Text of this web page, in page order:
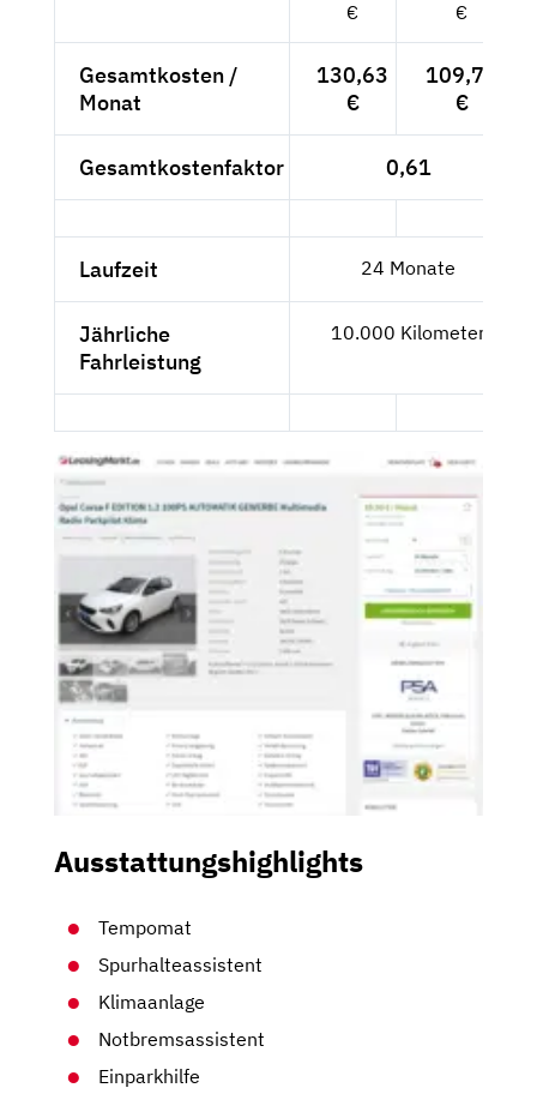
€
€
Gesamtkosten /
Monat
130,63
€
109,77
€
Gesamtkostenfaktor 0,61
Laufzeit 24 Monate
Jährliche
Fahrleistung
10.000 Kilometer
Ausstattungshighlights
Tempomat
Spurhalteassistent
Klimaanlage
Notbremsassistent
Einparkhilfe